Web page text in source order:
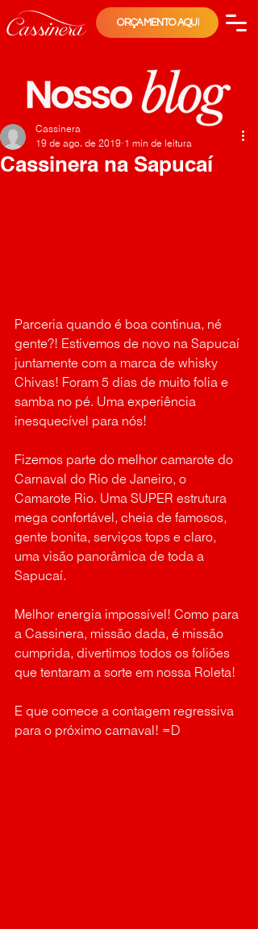
ORÇAMENTO AQUI
Cassinera na Sapucaí
Cassinera
19 de ago. de 2019 1 min de leitura
Parceria quando é boa continua, né
gente?! Estivemos de novo na Sapucaí
juntamente com a marca de whisky
Chivas! Foram 5 dias de muito folia e
samba no pé. Uma experiência
inesquecível para nós!
Fizemos parte do melhor camarote do
Carnaval do Rio de Janeiro, o
Camarote Rio. Uma SUPER estrutura
mega confortável, cheia de famosos,
gente bonita, serviços tops e claro,
uma visão panorâmica de toda a
Sapucaí.
Melhor energia impossível! Como para
a Cassinera, missão dada, é missão
cumprida, divertimos todos os foliões
que tentaram a sorte em nossa Roleta!
E que comece a contagem regressiva
para o próximo carnaval! =D